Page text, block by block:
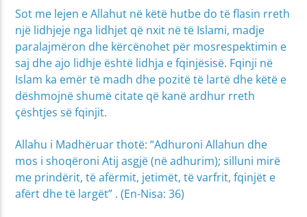
Sot me lejen e Allahut në këtë hutbe do të flasin rreth
një lidhjeje nga lidhjet që nxit në të Islami, madje
paralajmëron dhe kërcënohet për mosrespektimin e
saj dhe ajo lidhje është lidhja e fqinjësisë. Fqinji në
Islam ka emër të madh dhe pozitë të lartë dhe këtë e
dëshmojnë shumë citate që kanë ardhur rreth
çështjes së fqinjit.
Allahu i Madhëruar thotë: “Adhuroni Allahun dhe
mos i shoqëroni Atij asgjë (në adhurim); silluni mirë
me prindërit, të afërmit, jetimët, të varfrit, fqinjët e
afërt dhe të largët” . (En-Nisa: 36)